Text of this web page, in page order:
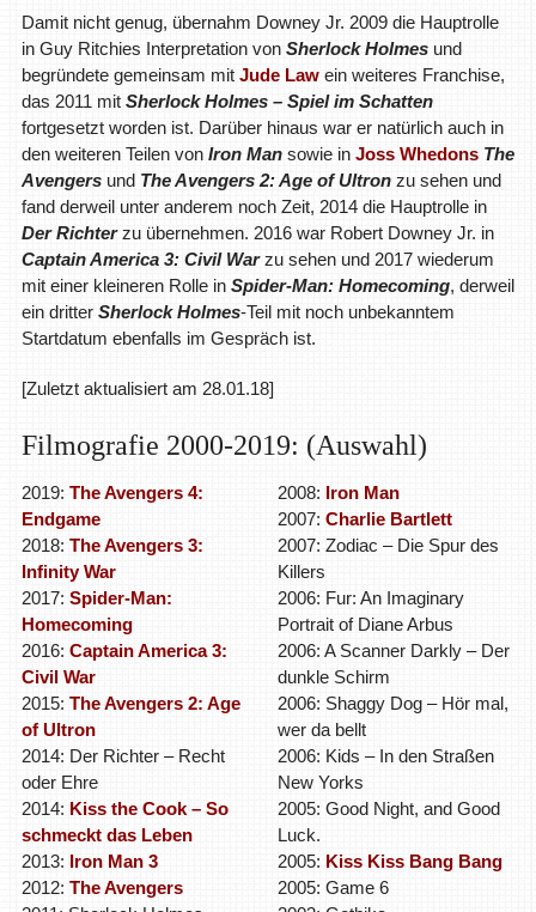
Damit nicht genug, übernahm Downey Jr. 2009 die Hauptrolle
in Guy Ritchies Interpretation von Sherlock Holmesund
begründete gemeinsam mit Jude Lawein weiteres Franchise,
das 2011 mit Sherlock Holmes – Spiel im Schatten
fortgesetzt worden ist. Darüber hinaus war er natürlich auch in
den weiteren Teilen von Iron Mansowie in Joss Whedons The
Avengersund The Avengers 2: Age of Ultronzu sehen und
fand derweil unter anderem noch Zeit, 2014 die Hauptrolle in
Der Richterzu übernehmen. 2016 war Robert Downey Jr. in
Captain America 3: Civil Warzu sehen und 2017 wiederum
mit einer kleineren Rolle in Spider-Man: Homecoming, derweil
ein dritter Sherlock Holmes-Teil mit noch unbekanntem
Startdatum ebenfalls im Gespräch ist.
[Zuletzt aktualisiert am 28.01.18]
Filmografie 2000-2019: (Auswahl)
2019: The Avengers 4:
Endgame
2018: The Avengers 3:
Infinity War
2017: Spider-Man:
Homecoming
2016: Captain America 3:
Civil War
2015: The Avengers 2: Age
of Ultron
2014: Der Richter – Recht
oder Ehre
2014: Kiss the Cook – So
schmeckt das Leben
2013: Iron Man 3
2012: The Avengers
2008: Iron Man
2007:Charlie Bartlett
2007: Zodiac – Die Spur des
Killers
2006: Fur: An Imaginary
Portrait of Diane Arbus
2006: A Scanner Darkly – Der
dunkle Schirm
2006: Shaggy Dog – Hör mal,
wer da bellt
2006: Kids – In den Straßen
New Yorks
2005: Good Night, and Good
Luck.
2005: Kiss Kiss Bang Bang
2005: Game 6